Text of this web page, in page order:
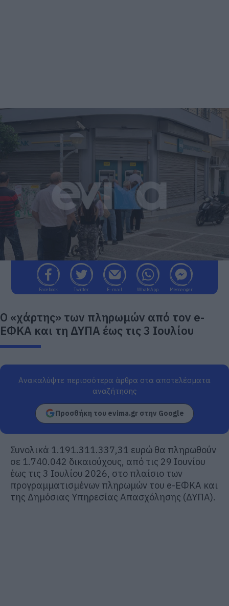
Facebook Twitter E-mail WhatsApp Messenger
Ο «χάρτης» των πληρωμών από τον e-
ΕΦΚΑ και τη ΔΥΠΑ έως τις 3 Iουλίου
Ανακαλύψτε περισσότερα άρθρα στα αποτελέσματα
αναζήτησης
Προσθήκη του evima.gr στην Google
Συνολικά 1.191.311.337,31 ευρώ θα πληρωθούν
σε 1.740.042 δικαιούχους, από τις 29 Ιουνίου
έως τις 3 Ιουλίου 2026, στο πλαίσιο των
προγραμματισμένων πληρωμών του e-ΕΦΚΑ και
της Δημόσιας Υπηρεσίας Απασχόλησης (ΔΥΠΑ).